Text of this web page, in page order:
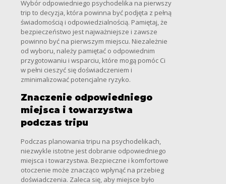
Wybór odpowiedniego psychodelika na pierwszy
trip to decyzja, która powinna być podjęta z pełną
świadomością i odpowiedzialnością. Pamiętaj, że
bezpieczeństwo jest najważniejsze i zawsze
powinno być na pierwszym miejscu. Niezależnie
od wyboru, należy pamiętać o odpowiednim
przygotowaniu i wsparciu, które mogą pomóc Ci
w pełni cieszyć się doświadczeniem i
zminimalizować potencjalne ryzyko.
Znaczenie odpowiedniego
miejsca i towarzystwa
podczas tripu
Podczas planowania tripu na psychodelikach,
niezwykle istotne jest dobranie odpowiedniego
miejsca i towarzystwa. Bezpieczne i komfortowe
otoczenie może znacząco wpłynąć na przebieg
doświadczenia. Zaleca się, aby miejsce było